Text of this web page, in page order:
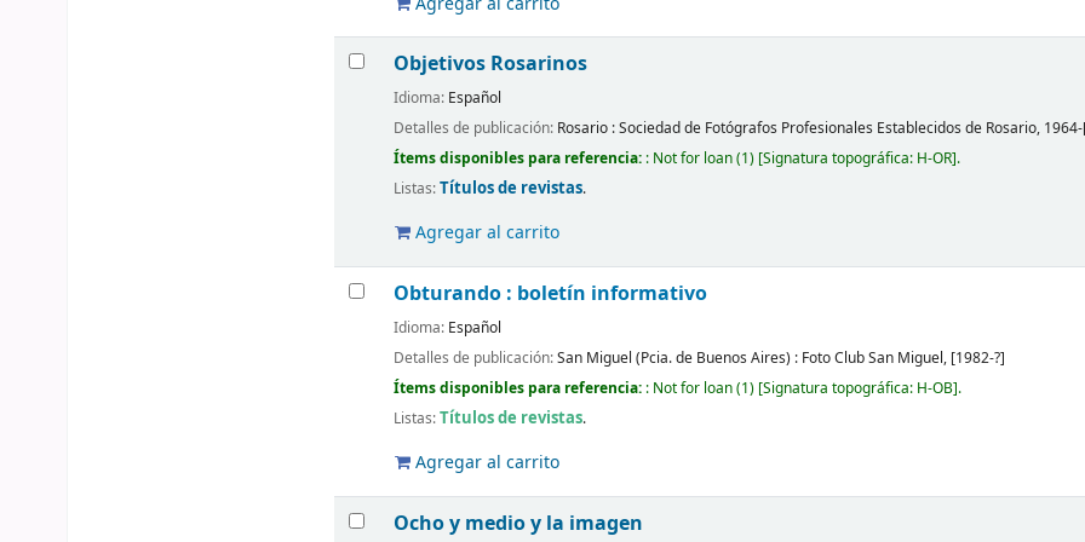
Objetivos Rosarinos
Idioma: Español
Detalles de publicación: Rosario :Sociedad de Fotógrafos Profesionales Establecidos de Rosario,
Ítems disponibles para referencia: : Not for loan(1) Signatura topográfica: H-OR .
Listas:Títulos de revistas.
Agregar al carrito
Obturando : boletín informativo
Idioma: Español
Detalles de publicación:San Miguel (Pcia. de Buenos Aires) : Foto Club San Miguel, [1982-?]
Ítems disponibles para referencia: : Not for loan(1) Signatura topográfica: H-OB .
Listas:Títulos de revistas.
Agregar al carrito
Ocho y medio y la imagen